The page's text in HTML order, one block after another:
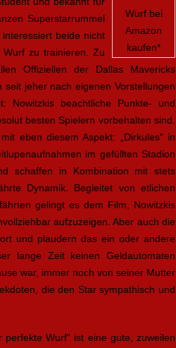
Wurf bei
Amazon
kaufen*
Superstarrummel
beide nicht
zu trainieren. Zu
Offiziellen der Dallas Mavericks
jeher nach eigenen Vorstellungen
Nowitzkis beachtliche Punkte- und
besten Spielern vorbehalten sind.
eben diesem Aspekt: „Dirkules“ in
im gefüllten Stadion
schaffen in Kombination mit stets
Dynamik. Begleitet von etlichen
gelingt es dem Film, Nowitzkis
aufzuzeigen. Aber auch die
und plaudern das ein oder andere
lange Zeit keinen Geldautomaten
war, immer noch von seiner Mutter
die den Star sympathisch und
Wurf“ ist eine gute, zuweilen